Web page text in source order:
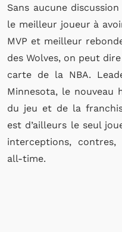
Sans aucune
le meilleur joueur à
MVP et meilleur
des Wolves, on peut
carte de la NBA.
Minnesota, le nouveau
du jeu et de la
est d’ailleurs le seul
interceptions,
all-time.